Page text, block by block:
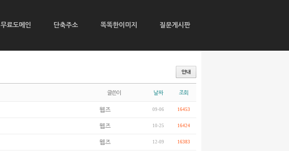
무료도메인 단축주소 똑똑한이미지 질문게시판
글쓴이 날짜 조회
웹즈 09-06 16453
웹즈 10-25 16424
웹즈 12-09 16383